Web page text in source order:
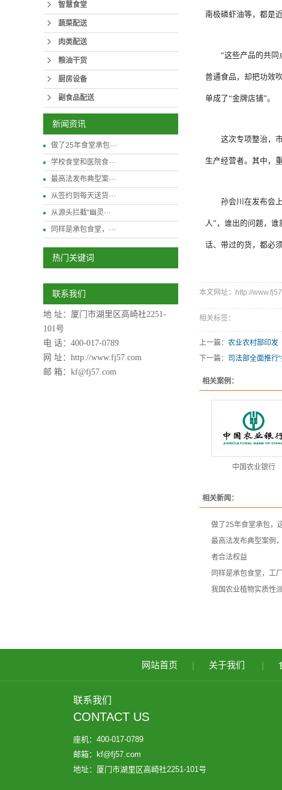
智慧食堂
蔬菜配送
肉类配送
粮油干货
厨房设备
副食品配送
新闻资讯
做了25年食堂承包···
学校食堂和医院食···
最高法发布典型案···
从签约到每天送货···
从源头拦截“幽灵···
同样是承包食堂，···
热门关键词
联系我们
地 址：厦门市湖里区高崎社2251-
101号
电 话：400-017-0789
网 址： http://www.fj57.com
邮 箱：kf@fj57.com
南极磷虾油等，都是
“这些产品的共同
普通食品，却把功效
单成了“金牌店铺”。
这次专项整治，
生产经营者。其中，
孙会川在发布会
人”，谁出的问题，
话、带过的货，都必
本文网址：http://
相关标签：
上一篇： 农业农村部印发
下一篇： 司法部全面推行
相关案例：
中国农业银行
相关新闻：
做了25年食堂承包，
最高法发布典型案例
者合法权益
同样是承包食堂，工
我国农业植物实质性
网站首页 | 关于我们 |
联系我们
CONTACT US
座机：400-017-0789
邮箱：kf@fj57.com
地址：厦门市湖里区高崎社2251-101号